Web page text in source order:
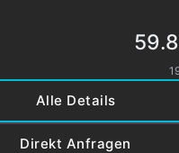
Alle Details
Direkt Anfragen